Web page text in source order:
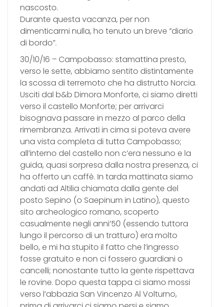
nascosto.
Durante questa vacanza, per non
dimenticarmi nulla, ho tenuto un breve ”diario
di bordo”.
30/10/16 – Campobasso: stamattina presto,
verso le sette, abbiamo sentito distintamente
la scossa di terremoto che ha distrutto Norcia.
Usciti dal b&b Dimora Monforte, ci siamo diretti
verso il castello Monforte; per arrivarci
bisognava passare in mezzo al parco della
rimembranza. Arrivati in cima si poteva avere
una vista completa di tutta Campobasso;
all’interno del castello non c’era nessuno e la
guida, quasi sorpresa dalla nostra presenza, ci
ha offerto un caffè. In tarda mattinata siamo
andati ad Altilia chiamata dalla gente del
posto Sepino (o Saepinum in Latino), questo
sito archeologico romano, scoperto
casualmente negli anni’50 (essendo tuttora
lungo il percorso di un tratturo) era molto
bello, e mi ha stupito il fatto che l’ingresso
fosse gratuito e non ci fossero guardiani o
cancelli; nonostante tutto la gente rispettava
le rovine. Dopo questa tappa ci siamo mossi
verso l’abbazia San Vincenzo Al Volturno,